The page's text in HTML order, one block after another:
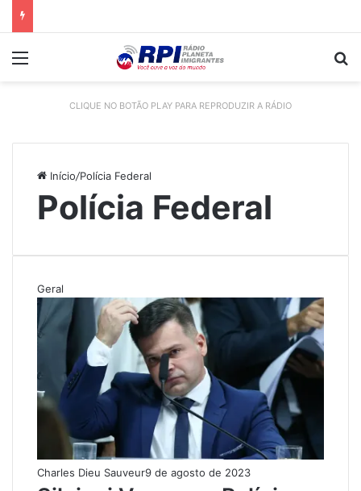
CLIQUE NO BOTÃO PLAY PARA REPRODUZIR A RÁDIO
Início/Polícia Federal
Polícia Federal
Geral
Charles Dieu Sauveur9 de agosto de 2023